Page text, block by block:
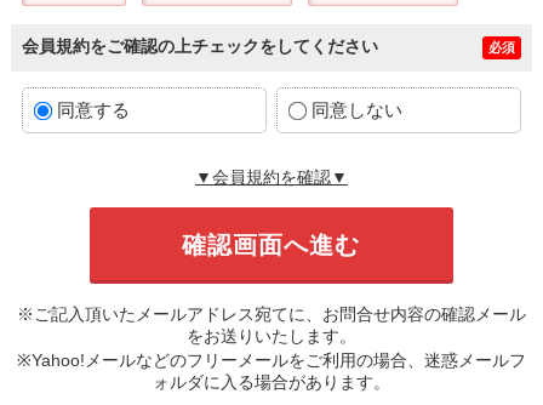
会員規約をご確認の上チェックをしてください 必須
同意する 同意しない
▼会員規約を確認▼
※ご記入頂いたメールアドレス宛てに、お問合せ内容の確認メール
をお送りいたします。
※Yahoo!メールなどのフリーメールをご利用の場合、迷惑メールフ
ォルダに入る場合があります。